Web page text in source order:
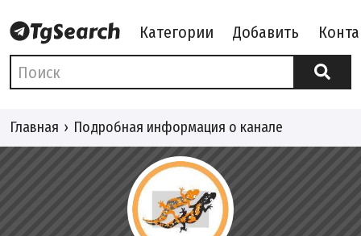
Категории Добавить
Главная Подробная информация о канале